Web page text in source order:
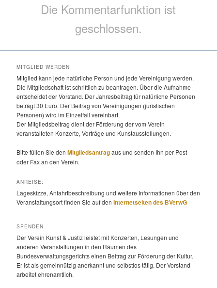
Die Kommentarfunktion ist
geschlossen.
MITGLIED WERDEN
Mitglied kann jede natürliche Person und jede Vereinigung werden.
Die Mitgliedschaft ist schriftlich zu beantragen. Über die Aufnahme
entscheidet der Vorstand. Der Jahresbeitrag für natürliche Personen
beträgt 30 Euro. Der Beitrag von Vereinigungen (juristischen
Personen) wird im Einzelfall vereinbart.
Der Mitgliedsbeitrag dient der Förderung der vom Verein
veranstalteten Konzerte, Vorträge und Kunstausstellungen.
Bitte füllen Sie denMitgliedsantragaus und senden Ihn per Post
oder Fax an den Verein.
ANREISE:
Lageskizze, Anfahrtbeschreibung und weitere Informationen über den
Veranstaltungsort finden Sie auf denInternetseiten des BVerwG
SPENDEN
Der Verein Kunst & Justiz leistet mit Konzerten, Lesungen und
anderen Veranstaltungen in den Räumen des
Bundesverwaltungsgerichts einen Beitrag zur Förderung der Kultur.
Er ist als gemeinnützig anerkannt und selbstlos tätig. Der Vorstand
arbeitet ehrenamtlich.